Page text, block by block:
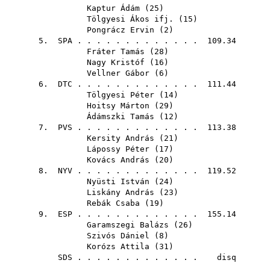
Kaptur Ádám ( 25 )
Tölgyesi Ákos ifj.
( 15 )
Pongrácz Ervin ( 2 )
5. SPA . . . . . . . . . . . . . 109.34
Fráter Tamás ( 28 )
Nagy Kristóf ( 16 )
Vellner Gábor ( 6 )
6. DTC . . . . . . . . . . . . . 111.44
Tölgyesi Péter ( 14)
Hoitsy Márton ( 29 )
Ádámszki Tamás ( 12 )
7. PVS . . . . . . . . . . . . . 113.38
Kersity András ( 21 )
Lápossy Péter ( 17 )
Kovács András ( 20 )
8. NYV . . . . . . . . . . . . . 119.52
Nyüsti István ( 24)
Liskány András ( 23 )
Rebák Csaba ( 19 )
9. ESP . . . . . . . . . . . . . 155.14
Garamszegi Balázs ( 26 )
Szivós Dániel ( 8 )
Korózs Attila ( 31 )
SDS . . . . . . . . . . . . . disq